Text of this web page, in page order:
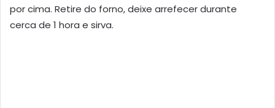
por cima. Retire do forno, deixe arrefecer durante
cerca de 1 hora e sirva.